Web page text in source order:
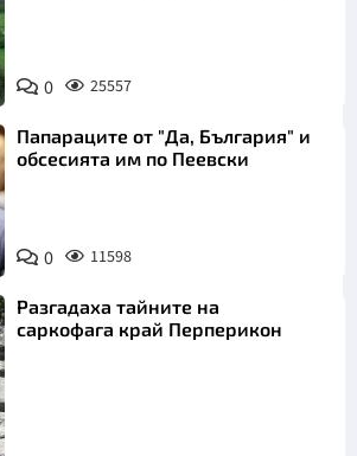
0 25557
Папараците от "Да, България" и
обсесията им по Пеевски
0 11598
Разгадаха тайните на
саркофага край Перперикон